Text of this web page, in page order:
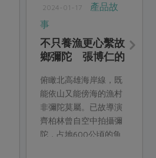
2024-01-17
產品故
事
不只養漁更心繫故
鄉彌陀 張博仁的
俯瞰北高雄海岸線，既
能依山又能傍海的漁村
非彌陀莫屬。已故導演
齊柏林曾自空中拍攝彌
陀，占地600公頃的魚